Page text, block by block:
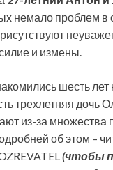
немало проблем
и измены.
шесть лет
трехлетняя дочь
из-за множества
об этом –
(чтобы